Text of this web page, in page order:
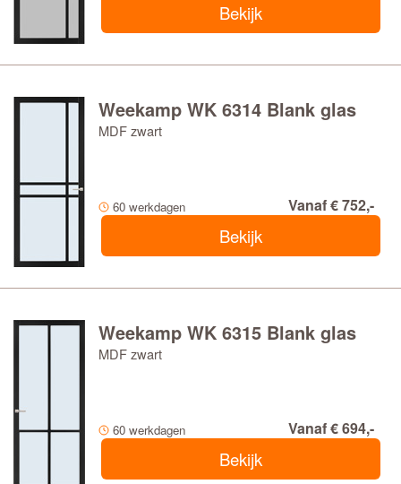
Bekijk
Weekamp WK 6314 Blank glas
MDF zwart
60 werkdagen Vanaf € 752,-
Bekijk
Weekamp WK 6315 Blank glas
MDF zwart
60 werkdagen Vanaf € 694,-
Bekijk